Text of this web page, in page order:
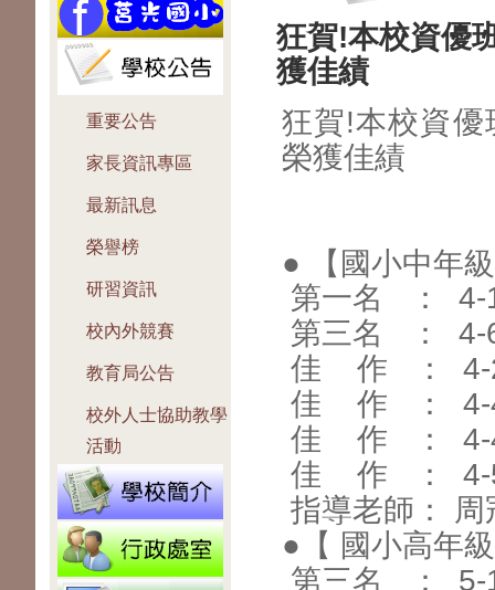
重要公告
家長資訊專區
最新訊息
榮譽榜
研習資訊
校內外競賽
教育局公告
校外人士協助教學
活動
狂賀!本校資優
獲佳績
狂賀!本校資優
榮獲佳績
● 【國小中年
第一名 ：
第三名 ：
佳 作 ： 4-
佳 作 ：
佳 作 ： 4-
佳 作 ： 4-
指導老師： 周
●【 國小高年
第三名 ：